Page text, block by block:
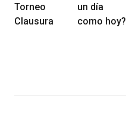
Torneo
Clausura
un día
como hoy?